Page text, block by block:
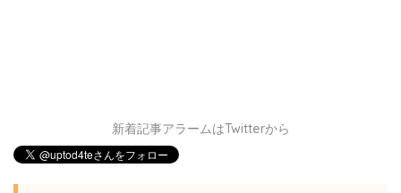
新着記事アラームはTwitterから